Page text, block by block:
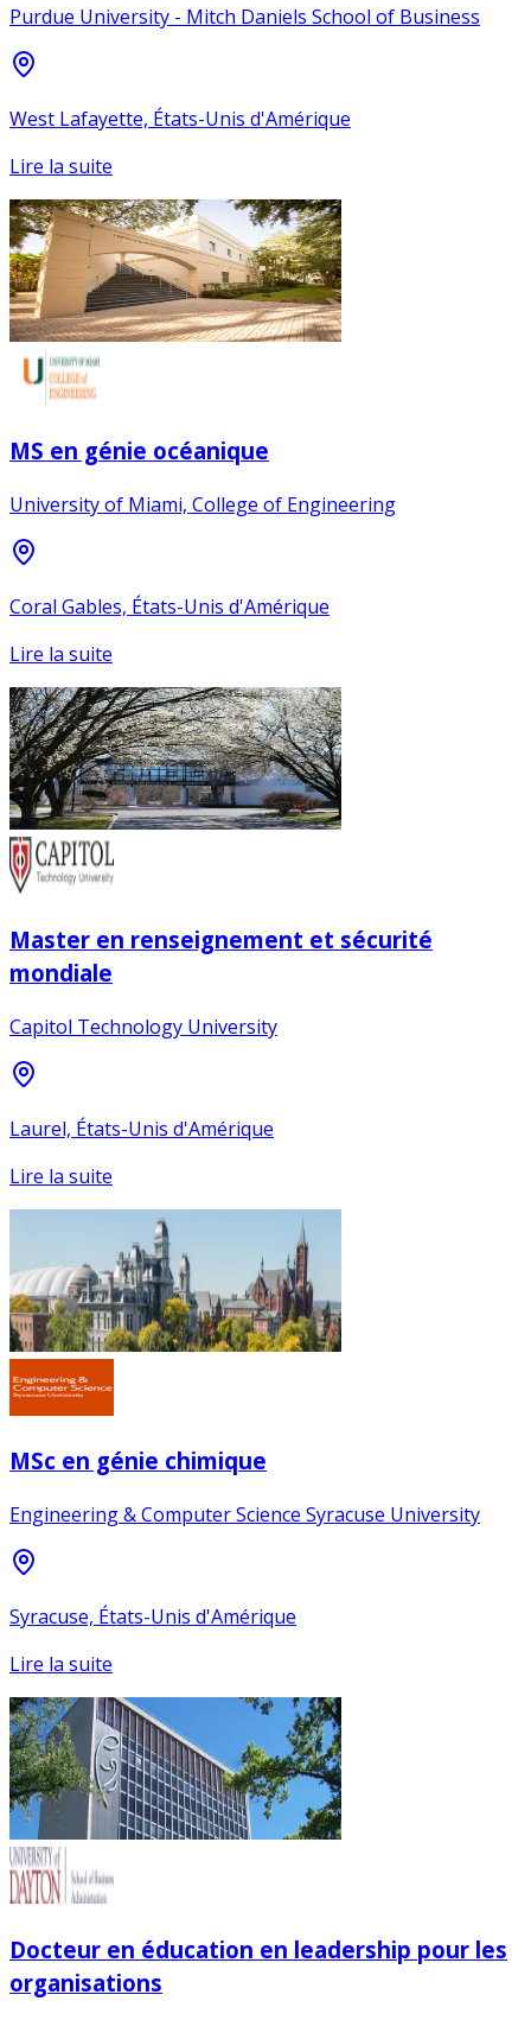
Purdue University - Mitch Daniels School of Business
West Lafayette, États-Unis d'Amérique
Lire la suite
MS en génie océanique
University of Miami, College of Engineering
Coral Gables, États-Unis d'Amérique
Lire la suite
Master en renseignement et sécurité
mondiale
Capitol Technology University
Laurel, États-Unis d'Amérique
Lire la suite
MSc en génie chimique
Engineering & Computer Science Syracuse University
Syracuse, États-Unis d'Amérique
Lire la suite
Docteur en éducation en leadership pour les
organisations